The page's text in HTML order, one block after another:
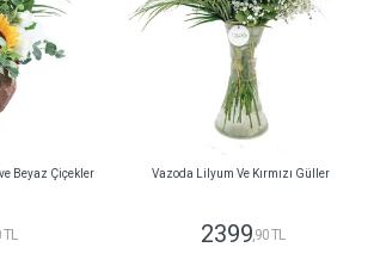
Beyaz Çiçekler
TL
Vazoda Lilyum Ve Kırmızı Güller
2399,90 TL